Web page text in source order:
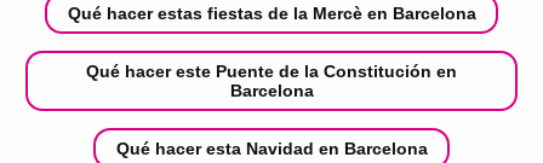
Qué hacer estas fiestas de la Mercè en Barcelona
Qué hacer este Puente de la Constitución en
Barcelona
Qué hacer esta Navidad en Barcelona